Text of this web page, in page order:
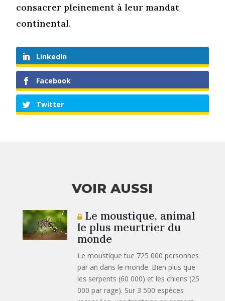
consacrer pleinement à leur mandat
continental.
LinkedIn
Facebook
Twitter
VOIR AUSSI
Le moustique, animal
le plus meurtrier du
monde
Le moustique tue 725 000 personnes
par an dans le monde. Bien plus que
les serpents (60 000) et les chiens (25
000 par rage). Sur 3 500 espèces